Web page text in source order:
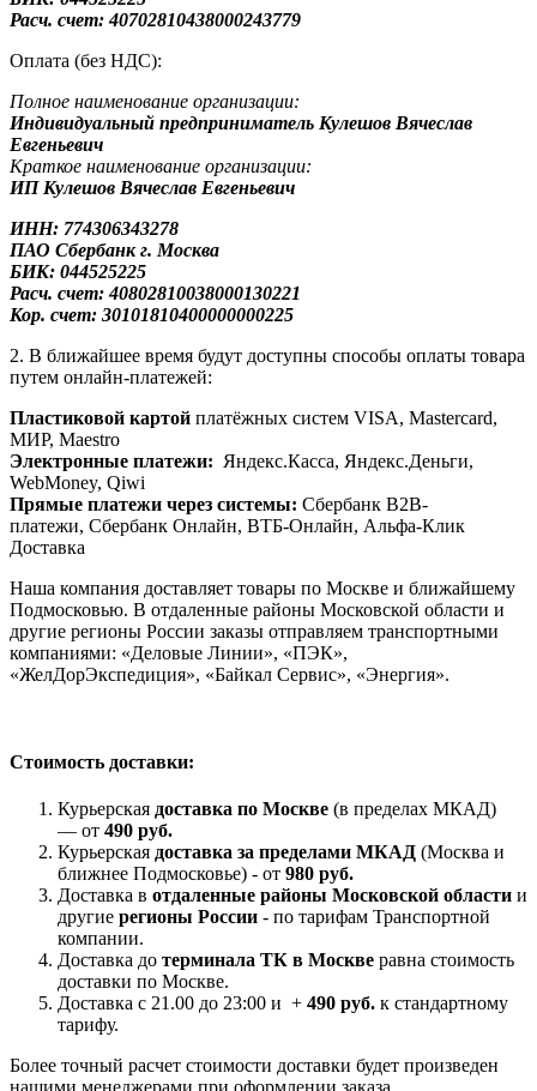
Расч. счет: 40702810438000243779
Оплата (без НДС):
Полное наименование организации:
Индивидуальный предприниматель Кулешов Вячеслав
Евгеньевич
Краткое наименование организации:
ИП Кулешов Вячеслав Евгеньевич
ИНН: 774306343278
ПАО Сбербанкг. Москва
БИК: 044525225
Расч. счет: 40802810038000130221
Кор. счет: 30101810400000000225
2. В ближайшее время будут доступны способы оплаты товара
путем онлайн-платежей:
Пластиковой картой платёжных систем VISA, Mastercard,
МИР, Maestrо
Электронные платежи: Яндекс.Касса, Яндекс.Деньги,
WebMoney, Qiwi
Прямые платежи через системы: Сбербанк B2B-
платежи, Сбербанк Онлайн, ВТБ-Онлайн, Альфа-Клик
Доставка
Наша компания доставляет товары по Москве и ближайшему
Подмосковью. В отдаленные районы Московской области и
другие регионы России заказы отправляем транспортными
компаниями: «Деловые Линии», «ПЭК»,
«ЖелДорЭкспедиция», «Байкал Сервис», «Энергия».
Стоимость доставки:
Курьерская доставка по Москве (в пределах МКАД)
— от 490 руб.
Курьерская доставка за пределами МКАД (Москва и
ближнее Подмосковье) - от 980 руб.
Доставка в отдаленные районы Московской области и
другие регионы России - по тарифам Транспортной
компании.
Доставка до терминала ТК в Москве равна стоимость
доставки по Москве.
Доставка с 21.00 до 23:00 и + 490 руб. к стандартному
тарифу.
Более точный расчет стоимости доставки будет произведен